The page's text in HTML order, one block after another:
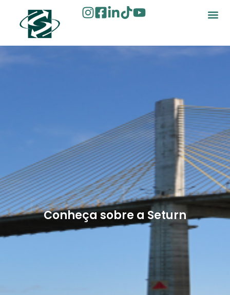
Conheça sobre a Seturn